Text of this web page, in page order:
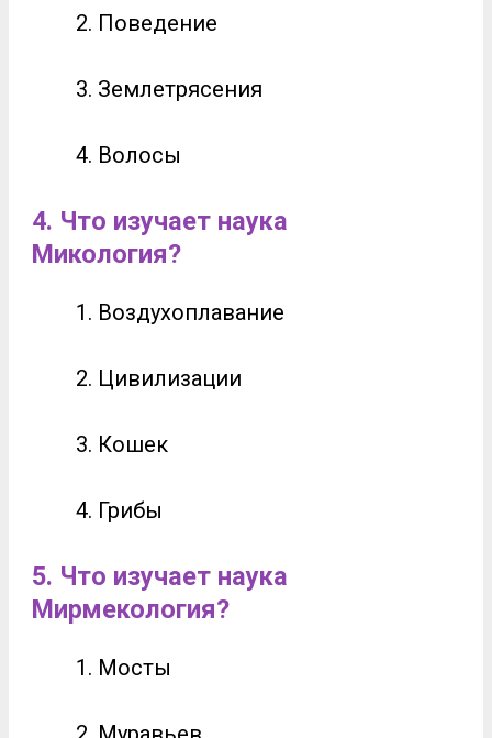
Поведение
Землетрясения
Волосы
4. Что изучает наука
Микология?
Воздухоплавание
Цивилизации
Кошек
Грибы
5. Что изучает наука
Мирмекология?
Мосты